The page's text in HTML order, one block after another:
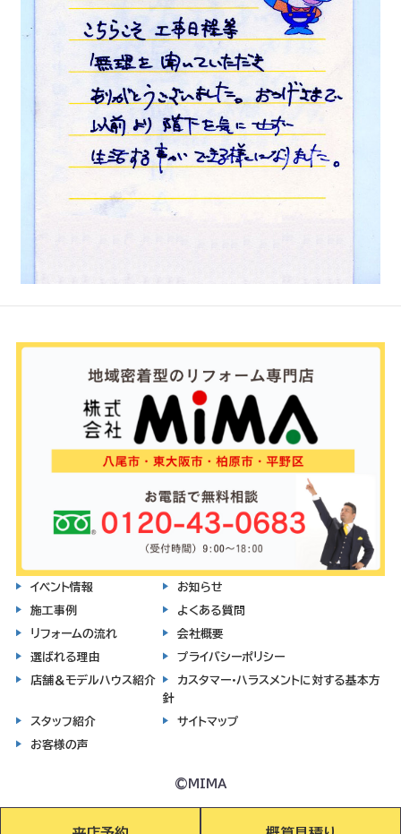
会社概要
イベント情報
施工事例
リフォームの流れ
選ばれる理由
店舗＆モデルハウス紹介
スタッフ紹介
お客様の声
お知らせ
よくある質問
会社概要
プライバシーポリシー
カスタマー・ハラスメントに対する基本方
針
サイトマップ
©MIMA